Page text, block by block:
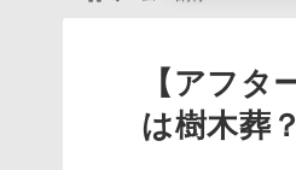
【アフ
は樹木葬？